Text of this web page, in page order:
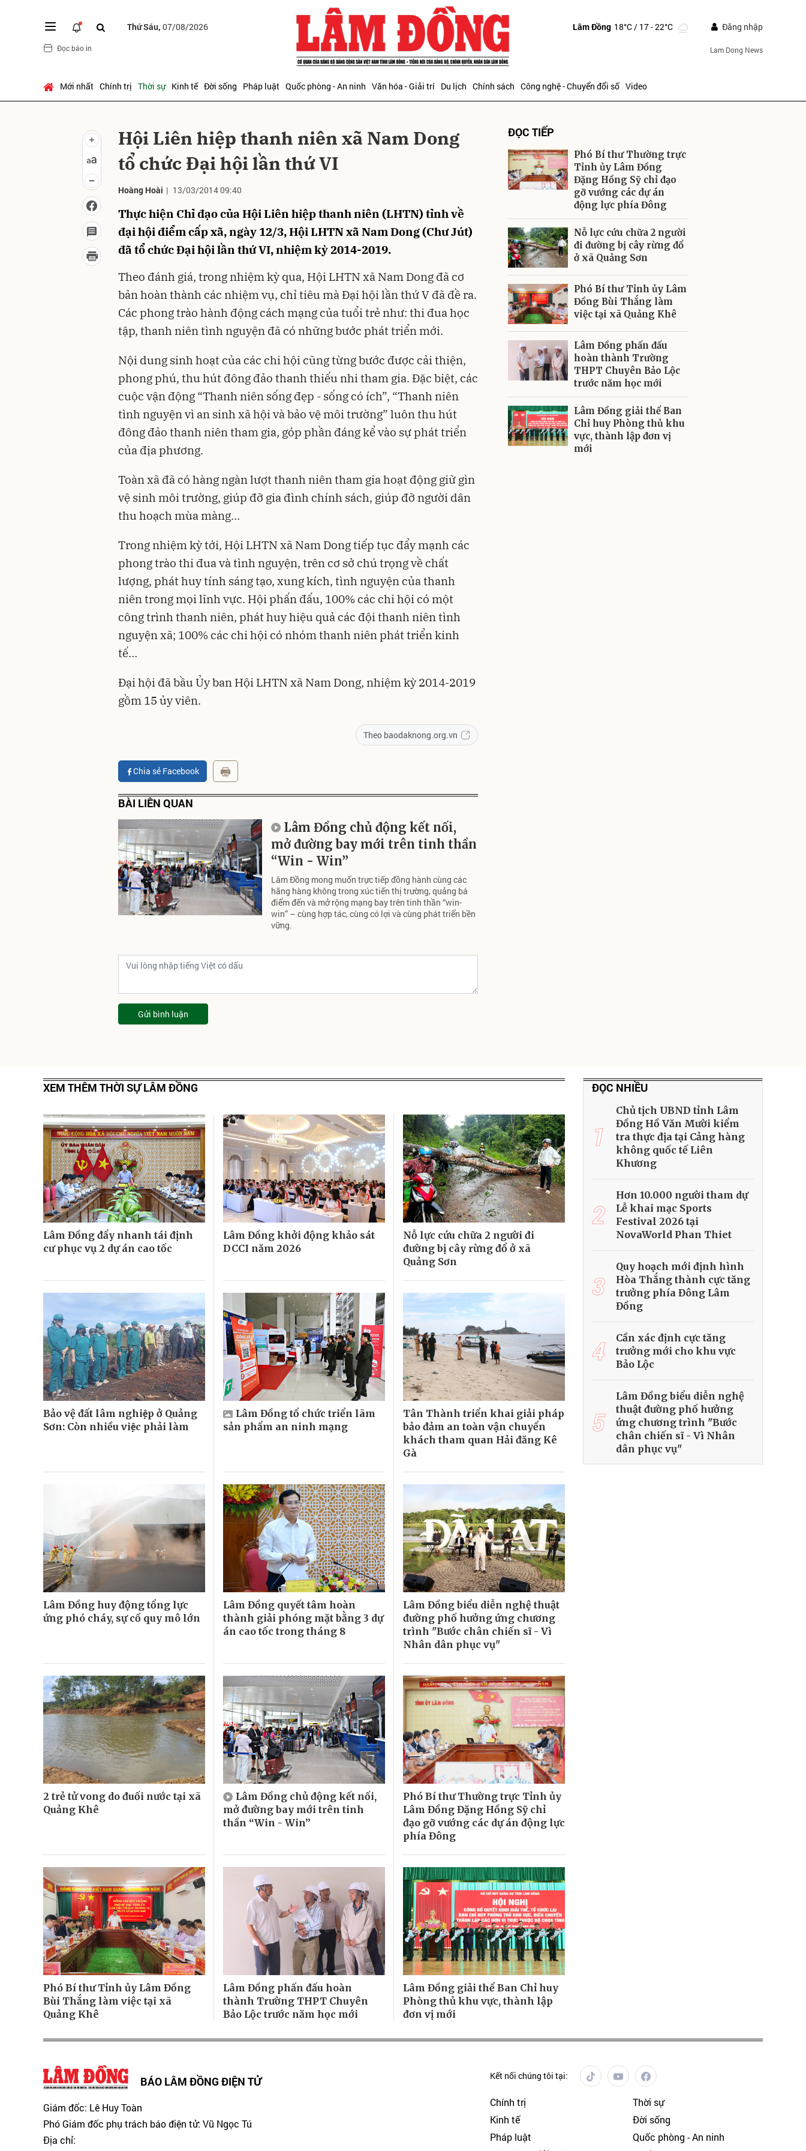
Thứ Sáu, 07/08/2026
Đọc báo in
Lâm Đồng 18°C/ 17 - 22°C Đăng nhập
Lam Dong News
Mới nhất Chính trị Thời sự Kinh tế Đời sống Pháp luật Quốc phòng - An ninh Văn hóa - Giải trí Du lịch Chính sách Công nghệ - Chuyển đổi số Video
Hội Liên hiệp thanh niên xã Nam Dong
tổ chức Đại hội lần thứ VI
Hoàng Hoài | 13/03/2014 09:40
Thực hiện Chỉ đạo của Hội Liên hiệp thanh niên (LHTN) tỉnh về
đại hội điểm cấp xã, ngày 12/3, Hội LHTN xã Nam Dong (Chư Jút)
đã tổ chức Đại hội lần thứ VI, nhiệm kỳ 2014-2019.
Theo đánh giá, trong nhiệm kỳ qua, Hội LHTN xã Nam Dong đã cơ
bản hoàn thành các nhiệm vụ, chỉ tiêu mà Đại hội lần thứ V đã đề ra.
Các phong trào hành động cách mạng của tuổi trẻ như: thi đua học
tập, thanh niên tình nguyện đã có những bước phát triển mới.
Nội dung sinh hoạt của các chi hội cũng từng bước được cải thiện,
phong phú, thu hút đông đảo thanh thiếu nhi tham gia. Đặc biệt, các
cuộc vận động “Thanh niên sống đẹp - sống có ích”, “Thanh niên
tình nguyện vì an sinh xã hội và bảo vệ môi trường” luôn thu hút
đông đảo thanh niên tham gia, góp phần đáng kể vào sự phát triển
của địa phương.
Toàn xã đã có hàng ngàn lượt thanh niên tham gia hoạt động giữ gìn
vệ sinh môi trường, giúp đỡ gia đình chính sách, giúp đỡ người dân
thu hoạch mùa màng…
Trong nhiệm kỳ tới, Hội LHTN xã Nam Dong tiếp tục đẩy mạnh các
phong trào thi đua và tình nguyện, trên cơ sở chú trọng về chất
lượng, phát huy tính sáng tạo, xung kích, tình nguyện của thanh
niên trong mọi lĩnh vực. Hội phấn đấu, 100% các chi hội có một
công trình thanh niên, phát huy hiệu quả các đội thanh niên tình
nguyện xã; 100% các chi hội có nhóm thanh niên phát triển kinh
tế…
Đại hội đã bầu Ủy ban Hội LHTN xã Nam Dong, nhiệm kỳ 2014-2019
gồm 15 ủy viên.
Theo baodaknong.org.vn
Chia sẻ Facebook
BÀI LIÊN QUAN
Lâm Đồng chủ động kết nối,
mở đường bay mới trên tinh thần
“Win - Win”
Lâm Đồng mong muốn trực tiếp đồng hành cùng các
hãng hàng không trong xúc tiến thị trường, quảng bá
điểm đến và mở rộng mạng bay trên tinh thần “win-
win” – cùng hợp tác, cùng có lợi và cùng phát triển bền
vững.
Gửi bình luận
ĐỌC TIẾP
Phó Bí thư Thường trực
Tỉnh ủy Lâm Đồng
Đặng Hồng Sỹ chỉ đạo
gỡ vướng các dự án
động lực phía Đông
Nỗ lực cứu chữa 2 người
đi đường bị cây rừng đổ
ở xã Quảng Sơn
Phó Bí thư Tỉnh ủy Lâm
Đồng Bùi Thắng làm
việc tại xã Quảng Khê
Lâm Đồng phấn đấu
hoàn thành Trường
THPT Chuyên Bảo Lộc
trước năm học mới
Lâm Đồng giải thể Ban
Chỉ huy Phòng thủ khu
vực, thành lập đơn vị
mới
XEM THÊM THỜI SỰ LÂM ĐỒNG
Lâm Đồng đẩy nhanh tái định
cư phục vụ 2 dự án cao tốc
Lâm Đồng khởi động khảo sát
DCCI năm 2026
Nỗ lực cứu chữa 2 người đi
đường bị cây rừng đổ ở xã
Quảng Sơn
Bảo vệ đất lâm nghiệp ở Quảng
Sơn: Còn nhiều việc phải làm
Lâm Đồng tổ chức triển lãm
sản phẩm an ninh mạng
Tân Thành triển khai giải pháp
bảo đảm an toàn vận chuyển
khách tham quan Hải đăng Kê
Gà
Lâm Đồng huy động tổng lực
ứng phó cháy, sự cố quy mô lớn
Lâm Đồng quyết tâm hoàn
thành giải phóng mặt bằng 3 dự
án cao tốc trong tháng 8
Lâm Đồng biểu diễn nghệ thuật
đường phố hưởng ứng chương
trình "Bước chân chiến sĩ - Vì
Nhân dân phục vụ"
2 trẻ tử vong do đuối nước tại xã
Quảng Khê
Lâm Đồng chủ động kết nối,
mở đường bay mới trên tinh
thần “Win - Win”
Phó Bí thư Thường trực Tỉnh ủy
Lâm Đồng Đặng Hồng Sỹ chỉ
đạo gỡ vướng các dự án động lực
phía Đông
Phó Bí thư Tỉnh ủy Lâm Đồng
Bùi Thắng làm việc tại xã
Quảng Khê
Lâm Đồng phấn đấu hoàn
thành Trường THPT Chuyên
Bảo Lộc trước năm học mới
Lâm Đồng giải thể Ban Chỉ huy
Phòng thủ khu vực, thành lập
đơn vị mới
ĐỌC NHIỀU
1
Chủ tịch UBND tỉnh Lâm
Đồng Hồ Văn Mười kiểm
tra thực địa tại Cảng hàng
không quốc tế Liên
Khương
2
Hơn 10.000 người tham dự
Lễ khai mạc Sports
Festival 2026 tại
NovaWorld Phan Thiet
3
Quy hoạch mới định hình
Hòa Thắng thành cực tăng
trưởng phía Đông Lâm
Đồng
4
Cần xác định cực tăng
trưởng mới cho khu vực
Bảo Lộc
5
Lâm Đồng biểu diễn nghệ
thuật đường phố hưởng
ứng chương trình "Bước
chân chiến sĩ - Vì Nhân
dân phục vụ"
BÁO LÂM ĐỒNG ĐIỆN TỬ
Giám đốc: Lê Huy Toàn
Phó Giám đốc phụ trách báo điện tử: Vũ Ngọc Tú
Địa chỉ:
Kết nối chúng tôi tại:
Chính trị
Thời sự
Kinh tế
Đời sống
Pháp luật
Quốc phòng - An ninh
Gửi bình luận